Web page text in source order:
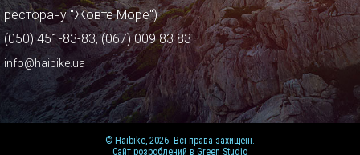
ресторану "Жовте Море")
(050) 451-83-83, (067) 009 83 83
info@haibike.ua
© Haibike, 2026. Всі права захищені.
Сайт розроблений в Green Studio